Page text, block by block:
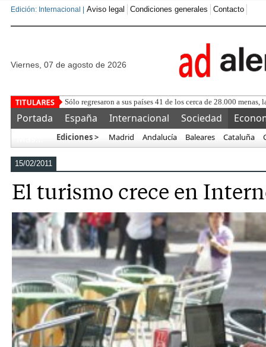
Edición: Internacional | Aviso legal Condiciones generales Contacto
viernes, 07 de agosto de 2026
Luis Rubiale
Portada España Internacional Sociedad
Ediciones > Madrid Andalucía Baleares Cataluña
15/02/2011
El turismo crece en